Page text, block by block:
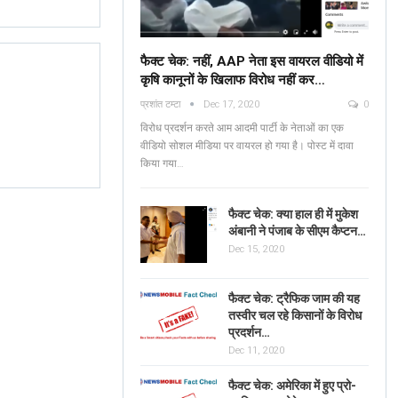
फैक्ट चेक: नहीं, AAP नेता इस वायरल वीडियो में
कृषि कानूनों के खिलाफ विरोध नहीं कर…
प्रशांत टम्टा Dec 17, 2020 0
विरोध प्रदर्शन करते आम आदमी पार्टी के नेताओं का एक
वीडियो सोशल मीडिया पर वायरल हो गया है। पोस्ट में दावा
किया गया…
फैक्ट चेक: क्या हाल ही में मुकेश
अंबानी ने पंजाब के सीएम कैप्टन…
Dec 15, 2020
फैक्ट चेक: ट्रैफिक जाम की यह
तस्वीर चल रहे किसानों के विरोध
प्रदर्शन…
Dec 11, 2020
फैक्ट चेक: अमेरिका में हुए प्रो-
Fact Check: No, AAP
Leaders Are NOT
Protesting Against Farm
Laws In The Viral…
ব্যঙ্গাত্মক ভিডিওটি